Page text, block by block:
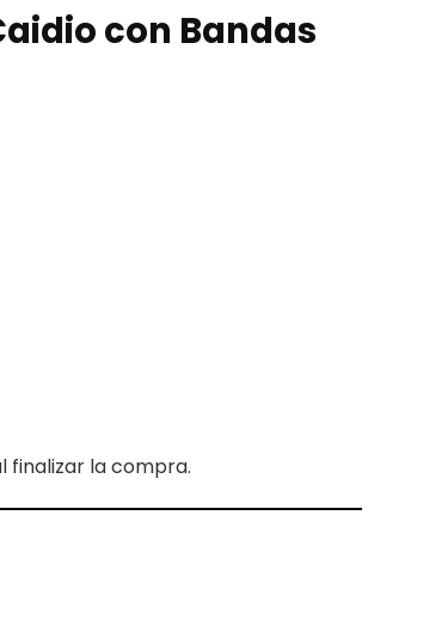
con Bandas
finalizar la compra.